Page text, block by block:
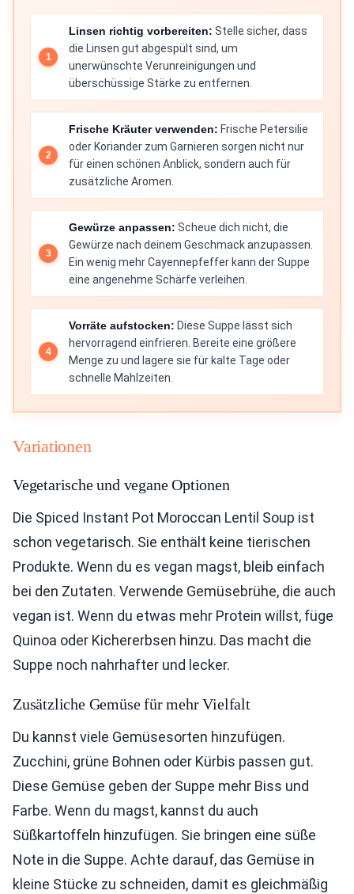
Linsen richtig vorbereiten: Stelle sicher, dass
die Linsen gut abgespült sind, um
unerwünschte Verunreinigungen und
überschüssige Stärke zu entfernen.
Frische Kräuter verwenden: Frische Petersilie
oder Koriander zum Garnieren sorgen nicht nur
für einen schönen Anblick, sondern auch für
zusätzliche Aromen.
Gewürze anpassen: Scheue dich nicht, die
Gewürze nach deinem Geschmack anzupassen.
Ein wenig mehr Cayennepfeffer kann der Suppe
eine angenehme Schärfe verleihen.
Vorräte aufstocken: Diese Suppe lässt sich
hervorragend einfrieren. Bereite eine größere
Menge zu und lagere sie für kalte Tage oder
schnelle Mahlzeiten.
Variationen
Vegetarische und vegane Optionen
Die Spiced Instant Pot Moroccan Lentil Soup ist
schon vegetarisch. Sie enthält keine tierischen
Produkte. Wenn du es vegan magst, bleib einfach
bei den Zutaten. Verwende Gemüsebrühe, die auch
vegan ist. Wenn du etwas mehr Protein willst, füge
Quinoa oder Kichererbsen hinzu. Das macht die
Suppe noch nahrhafter und lecker.
Zusätzliche Gemüse für mehr Vielfalt
Du kannst viele Gemüsesorten hinzufügen.
Zucchini, grüne Bohnen oder Kürbis passen gut.
Diese Gemüse geben der Suppe mehr Biss und
Farbe. Wenn du magst, kannst du auch
Süßkartoffeln hinzufügen. Sie bringen eine süße
Note in die Suppe. Achte darauf, das Gemüse in
kleine Stücke zu schneiden, damit es gleichmäßig